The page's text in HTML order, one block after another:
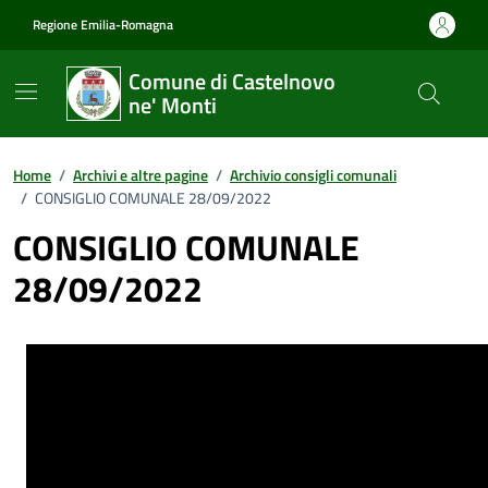
Regione Emilia-Romagna
Comune di Castelnovo
ne' Monti
Home / Archivi e altre pagine / Archivio consigli comunali
/ CONSIGLIO COMUNALE 28/09/2022
CONSIGLIO COMUNALE
28/09/2022